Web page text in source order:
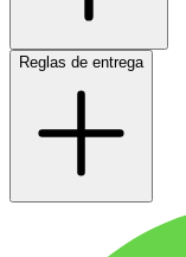
Reglas de entrega